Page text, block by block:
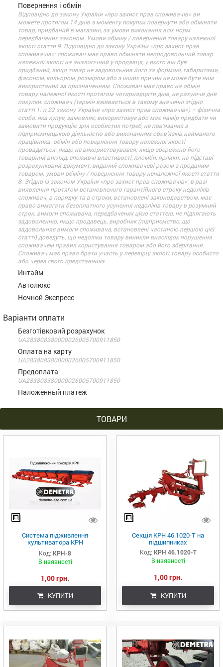
Повернення і обмін
Відповідно до закону України «про захист прав споживачів» ви
можете протягом 14 днів з моменту покупки повернути або обміняти
товар, придбаний в магазині, за умови виконання всіх норм
передбачених законом. Умови обміну / повернення товару належної
якості стаття 9. Відповідно до закону України «про захист прав
споживачів»: споживач має право обміняти непродовольчий товар
належної якості на аналогічний у продавця, у якого він був
придбаний, якщо товар не задовольнив його за формою, габаритами,
фасоном, кольором, розміром або з інших причин не може бути ним
використаний за призначенням. Споживач має право на обмін
товару належної якості протягом чотирнадцяти днів, не рахуючи дня
покупки. споживач (термін вживається в такому значенні згідно
статті 1. п.22 закону України «про захист прав споживачів») – фізична
особа, яка купує, замовляє, використовує або має намір придбати чи
замовити продукцію для особистих потреб, не пов’язаних з
підприємницькою діяльністю або виконанням обов’язків найманого
працівника. обмін або повернення товару належної якості
провадиться: якщо не використовувався; якщо збережено його
товарний вигляд, споживчі властивості, пломби, ярлики; на підставі
розрахунковий документ, виданий споживачеві разом з проданим
товаром. умови обміну / повернення товару неналежної якості стаття
8. Згідно із законом України «про захист прав споживачів»: в разі
виявлення протягом встановленого гарантійного строку недоліків
споживач, в порядку та в строки, встановлені законодавством, має
право вимагати безоплатного усунення недоліків товару в розумний
строк. вимоги споживача, передбачених цією статтею, не підлягають
задоволенню, якщо продавець, виробник (підприємство, що
задовольняє вимоги споживача, встановлені частиною першою цієї
статті) доведуть, що недоліки товару виникли внаслідок порушення
споживачем правил користування товаром або його зберігання.
Споживач має право брати участь у перевірці якості товару особисто
або через свого представника.
Интайм
Автолюкс
Ночной Экспресс
Варіанти оплати
Безготівковий розрахунок
UA283808380000026005700911850
Оплата на карту
UA283808380000026005700911850
Предоплата
UA283808380000026005700911850
Наложенный платеж
ТОВАРИ
Система підживлення
культиватора КРН
(Підживлюючий пристрій
КРН-8)
Код: КРН-8
В наявності
1,00 грн.
КУПИТИ
Секція КРН 46.1020-Т на
підшипниках
Код: КРН 46.1020-Т
В наявності
1,00 грн.
КУПИТИ